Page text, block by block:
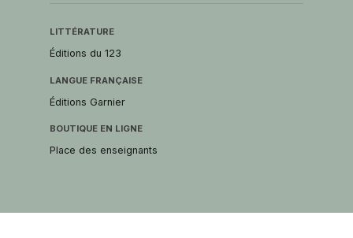
LITTÉRATURE
Éditions du 123
LANGUE FRANÇAISE
Éditions Garnier
BOUTIQUE EN LIGNE
Place des enseignants